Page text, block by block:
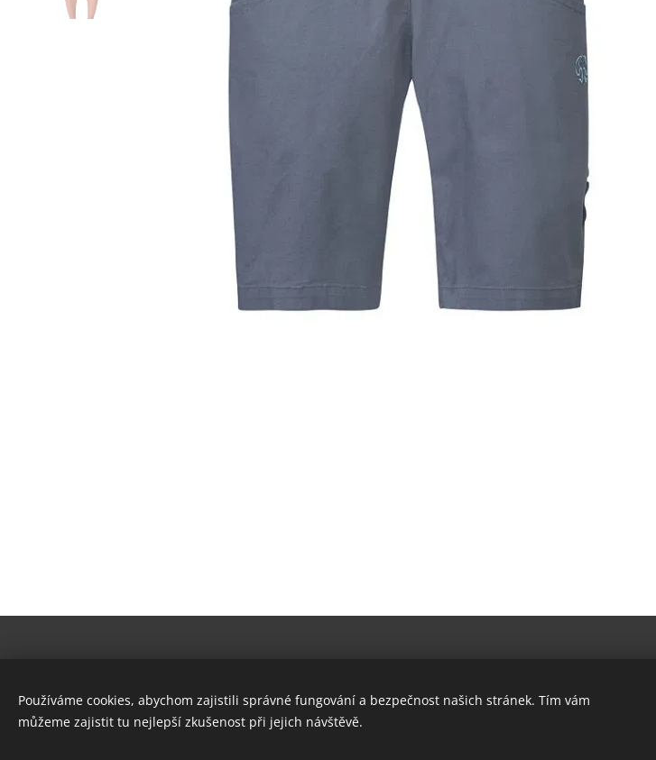
Obchod se sportovním vybavením | U nádraží 955/5, Teplice
Používáme cookies, abychom zajistili správné fungování a bezpečnost našich stránek. Tím vám
můžeme zajistit tu nejlepší zkušenost při jejich návštěvě.